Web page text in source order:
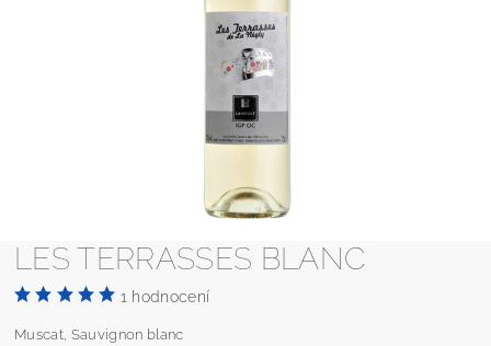
LES TERRASSES BLANC
1 hodnocení
Muscat, Sauvignon blanc